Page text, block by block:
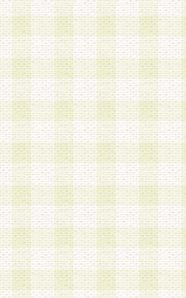
契約を締結しこれを遵守させ
の注意をもって当該情報を使
a.本サービスに係る謝礼、景
b.会員からの電話、メール等
c.モバイルリサーチ、または
実施もしくは運営
d.その他これらに付随する業務
4.会員は、住所、電話番号そ
合は、速やかに当社所定の変
5.当社は、必要と認めた場合
手段により登録情報の対象者
の内容が正確であること、ア
うことができるものとます。
6.会員は、会員登録後当社が
して、当社指定の期間内に更
該期間内に更新手続きを行わ
発行したポイントは失効され